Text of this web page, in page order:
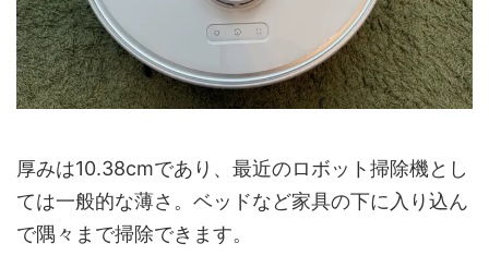
厚みは10.38cmであり、最近のロボット掃除機とし
ては一般的な薄さ。ベッドなど家具の下に入り込ん
で隅々まで掃除できます。